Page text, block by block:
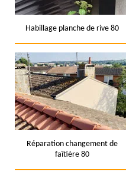
Habillage planche de rive 80
Réparation changement de
faîtière 80